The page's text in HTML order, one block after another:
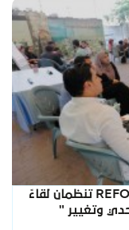
بيت الصحافة بالشراكة مع مؤسسة REFORM تنظمان لقاءً
وتغيير "